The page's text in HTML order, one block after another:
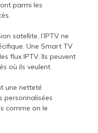
parmi les
satellite, l’IPTV ne
Une Smart TV
flux IPTV. Ils peuvent
où ils veulent.
une netteté
personnalisées
comme on le